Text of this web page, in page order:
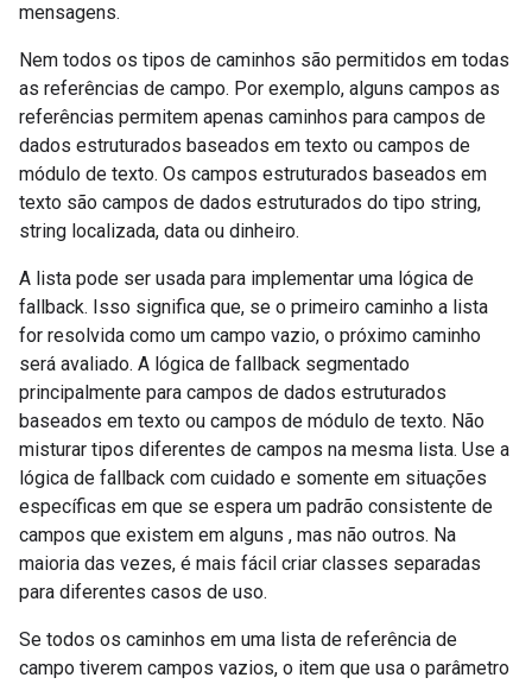
mensagens.
Nem todos os tipos de caminhos são permitidos em todas
as referências de campo. Por exemplo, alguns campos as
referências permitem apenas caminhos para campos de
dados estruturados baseados em texto ou campos de
módulo de texto. Os campos estruturados baseados em
texto são campos de dados estruturados do tipo string,
string localizada, data ou dinheiro.
A lista pode ser usada para implementar uma lógica de
fallback. Isso significa que, se o primeiro caminho a lista
for resolvida como um campo vazio, o próximo caminho
será avaliado. A lógica de fallback segmentado
principalmente para campos de dados estruturados
baseados em texto ou campos de módulo de texto. Não
misturar tipos diferentes de campos na mesma lista. Use a
lógica de fallback com cuidado e somente em situações
específicas em que se espera um padrão consistente de
campos que existem em alguns , mas não outros. Na
maioria das vezes, é mais fácil criar classes separadas
para diferentes casos de uso.
Se todos os caminhos em uma lista de referência de
campo tiverem campos vazios, o item que usa o parâmetro